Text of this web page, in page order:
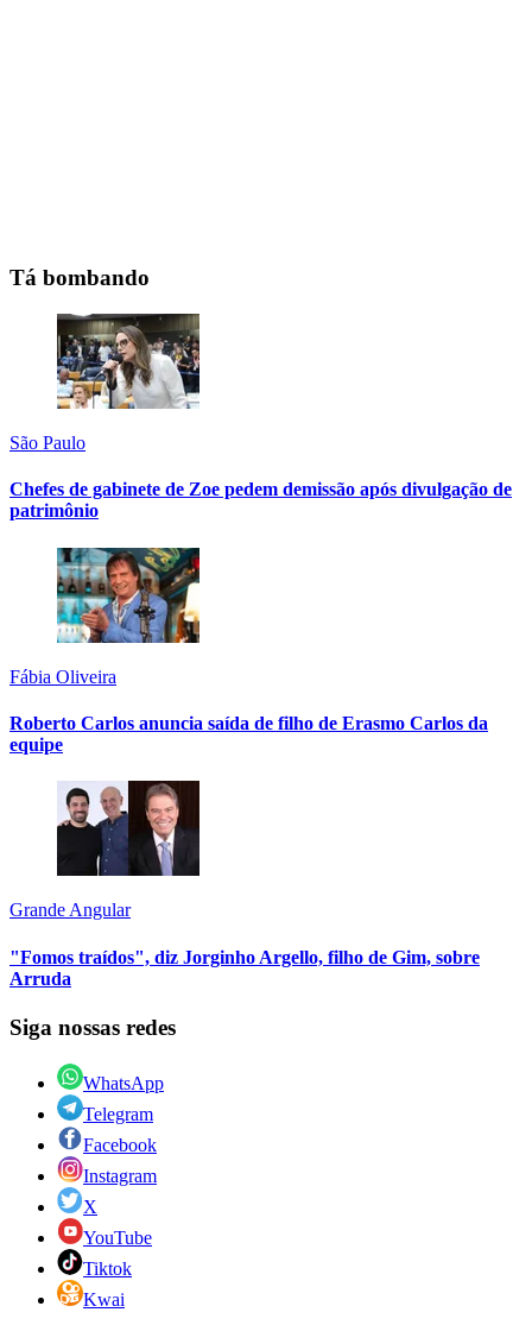
Tá bombando
São Paulo
Chefes de gabinete de Zoe pedem demissão após divulgação de
patrimônio
Fábia Oliveira
Roberto Carlos anuncia saída de filho de Erasmo Carlos da
equipe
Grande Angular
"Fomos traídos", diz Jorginho Argello, filho de Gim, sobre
Arruda
Siga nossas redes
WhatsApp
Telegram
Facebook
Instagram
X
YouTube
Tiktok
Kwai